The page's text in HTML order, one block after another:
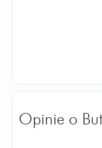
Opinie o